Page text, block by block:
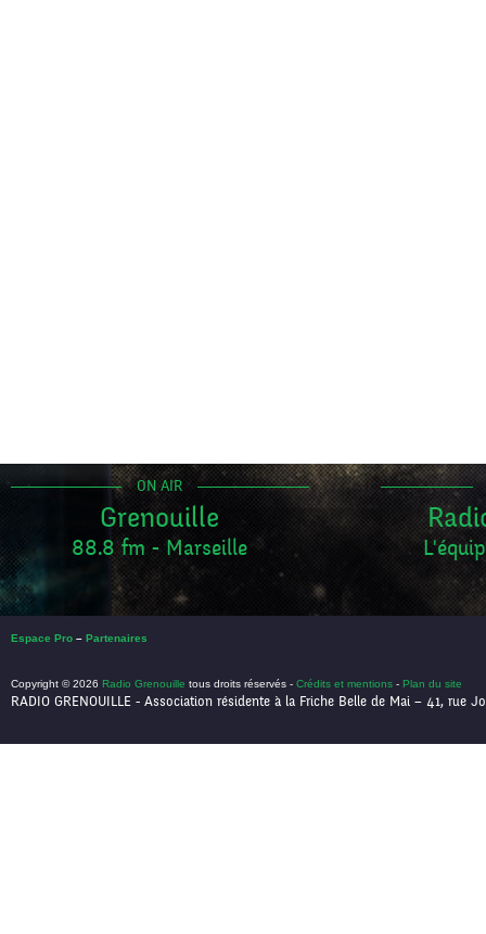
ON AIR
Grenouille
88.8 fm - Marseille
Espace Pro – Partenaires
Copyright © 2026 Radio Grenouille tous droits réservés - Crédits et mentions - Plan du site
RADIO GRENOUILLE - Association résidente à la Friche Belle de Mai – 41, rue